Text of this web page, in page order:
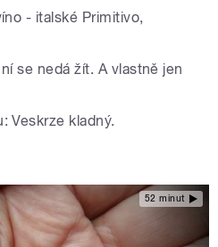
- italské Primitivo,
se nedá žít. A vlastně jen
Veskrze kladný.
52 minut